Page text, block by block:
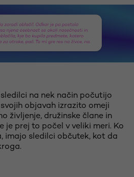
na nek način počutijo
svojih objavah izrazito omeji
življenje, družinske člane in
je prej to počel v veliki meri. Ko
imajo sledilci občutek, kot da